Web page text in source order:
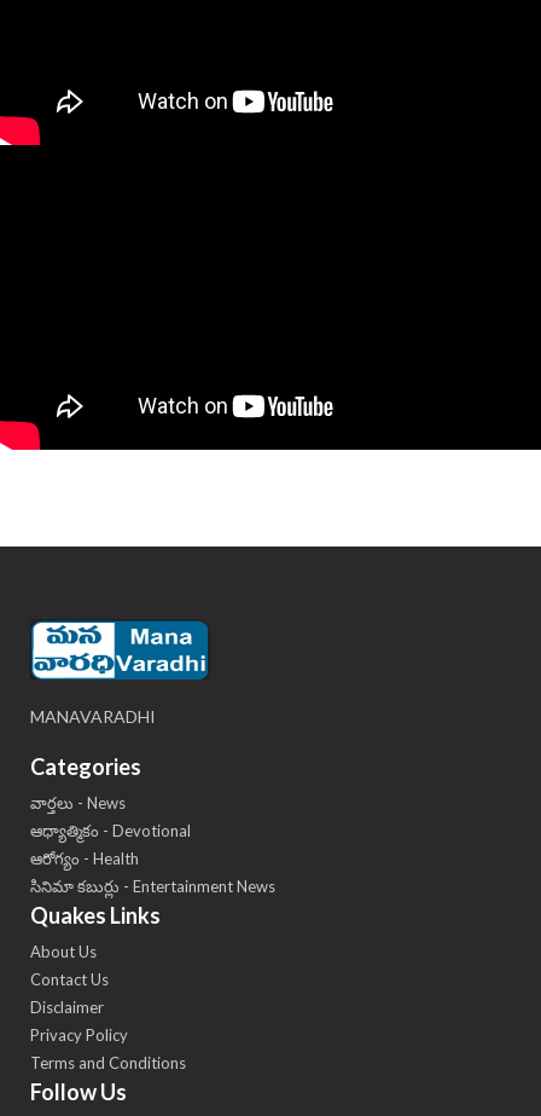
MANAVARADHI
Categories
వార్తలు - News
ఆధ్యాత్మికం - Devotional
ఆరోగ్యం - Health
సినిమా కబుర్లు - Entertainment News
Quakes Links
About Us
Contact Us
Disclaimer
Privacy Policy
Terms and Conditions
Follow Us